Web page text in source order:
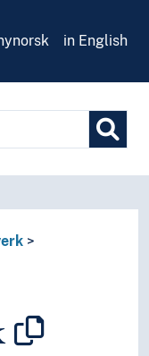
in English